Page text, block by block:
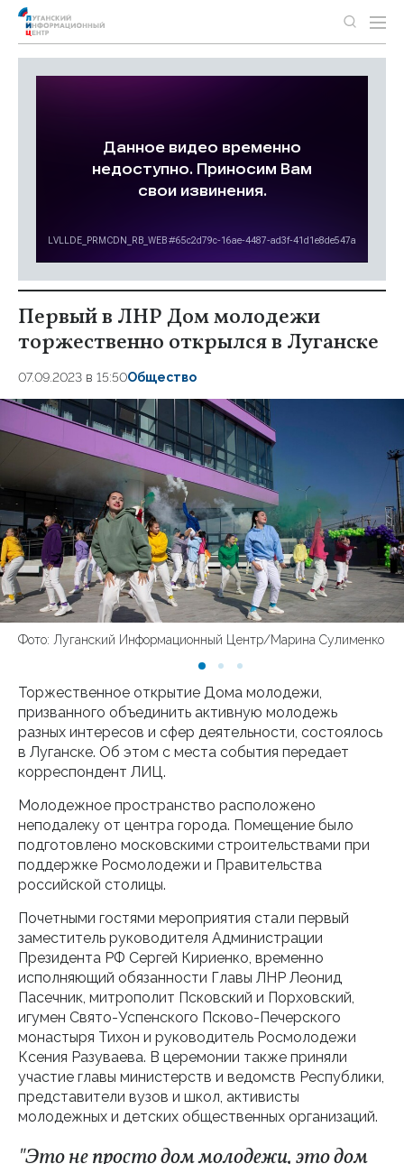
Первый в ЛНР Дом молодежи
торжественно открылся в Луганске
07.09.2023 в 15:50Общество
Фото: Луганский Информационный Центр/Марина Сулименко
Торжественное открытие Дома молодежи,
призванного объединить активную молодежь
разных интересов и сфер деятельности, состоялось
в Луганске. Об этом с места события передает
корреспондент ЛИЦ.
Молодежное пространство расположено
неподалеку от центра города. Помещение было
подготовлено московскими строительствами при
поддержке Росмолодежи и Правительства
российской столицы.
Почетными гостями мероприятия стали первый
заместитель руководителя Администрации
Президента РФ Сергей Кириенко, временно
исполняющий обязанности Главы ЛНР Леонид
Пасечник, митрополит Псковский и Порховский,
игумен Свято-Успенского Псково-Печерского
монастыря Тихон и руководитель Росмолодежи
Ксения Разуваева. В церемонии также приняли
участие главы министерств и ведомств Республики,
представители вузов и школ, активисты
молодежных и детских общественных организаций.
"Это не просто дом молодежи, это дом